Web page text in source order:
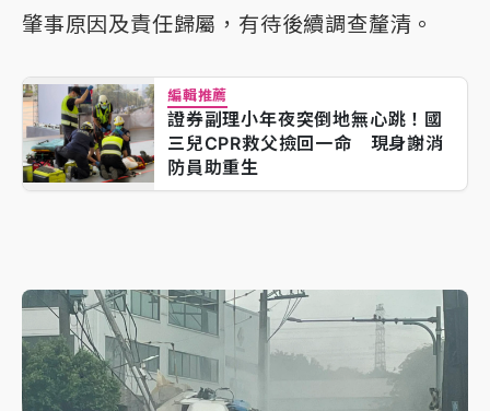
肇事原因及責任歸屬，有待後續調查釐清。
編輯推薦
證券副理小年夜突倒地無心跳！國
三兒CPR救父撿回一命 現身謝消
防員助重生